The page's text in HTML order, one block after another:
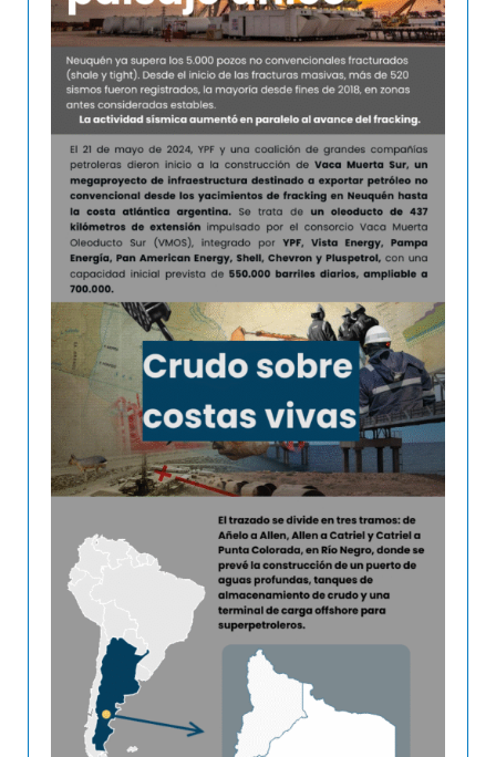
de 600 km desde Vaca Muerta.
La audiencia pública fue restringida y el estudio de
impacto presentado no incluía la versión completa
del proyecto. Posteriormente se modificó
información técnica sin una nueva evaluación. Se
omiten impactos acumulativos y no se considera
cómo se superpone con otras actividades
económicas y ecológicas de la región.
Los buques FLNG modifican la temperatura y
salinidad del agua, y aumentan las emisiones de
metano,un gas con gran poder de calentamiento.
Además, intensifican el tránsito marítimo en zonas
de reproducción y migración de especies
emblemáticas como la ballena franca austral.